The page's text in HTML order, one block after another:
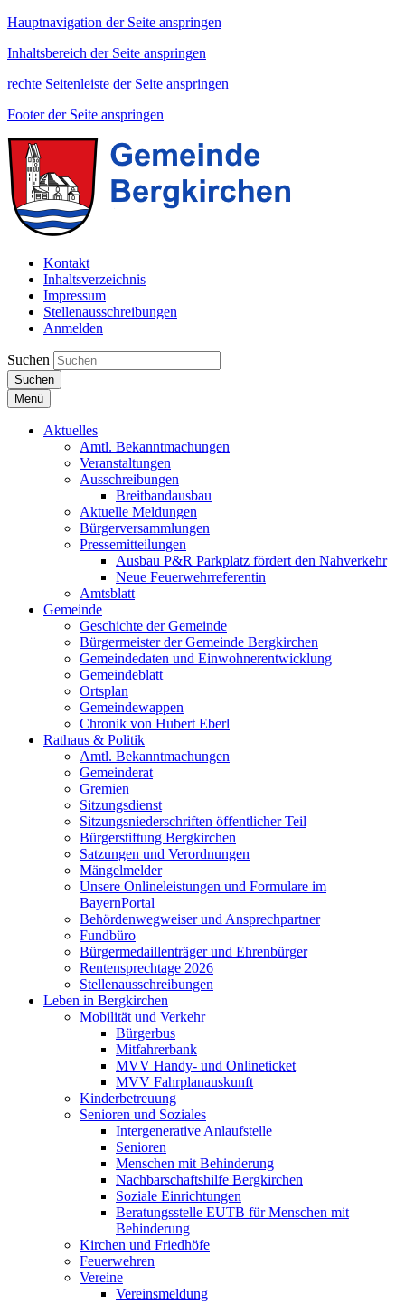
Hauptnavigation der Seite anspringen
Inhaltsbereich der Seite anspringen
rechte Seitenleiste der Seite anspringen
Footer der Seite anspringen
Kontakt
Inhaltsverzeichnis
Impressum
Stellenausschreibungen
Anmelden
Suchen
Suchen
Menü
Aktuelles
Amtl. Bekanntmachungen
Veranstaltungen
Ausschreibungen
Breitbandausbau
Aktuelle Meldungen
Bürgerversammlungen
Pressemitteilungen
Ausbau P&R Parkplatz fördert den Nahverkehr
Neue Feuerwehrreferentin
Amtsblatt
Gemeinde
Geschichte der Gemeinde
Bürgermeister der Gemeinde Bergkirchen
Gemeindedaten und Einwohnerentwicklung
Gemeindeblatt
Ortsplan
Gemeindewappen
Chronik von Hubert Eberl
Rathaus & Politik
Amtl. Bekanntmachungen
Gemeinderat
Gremien
Sitzungsdienst
Sitzungsniederschriften öffentlicher Teil
Bürgerstiftung Bergkirchen
Satzungen und Verordnungen
Mängelmelder
Unsere Onlineleistungen und Formulare im
BayernPortal
Behördenwegweiser und Ansprechpartner
Fundbüro
Bürgermedaillenträger und Ehrenbürger
Rentensprechtage 2026
Stellenausschreibungen
Leben in Bergkirchen
Mobilität und Verkehr
Bürgerbus
Mitfahrerbank
MVV Handy- und Onlineticket
MVV Fahrplanauskunft
Kinderbetreuung
Senioren und Soziales
Intergenerative Anlaufstelle
Senioren
Menschen mit Behinderung
Nachbarschaftshilfe Bergkirchen
Soziale Einrichtungen
Beratungsstelle EUTB für Menschen mit
Behinderung
Kirchen und Friedhöfe
Feuerwehren
Vereine
Vereinsmeldung